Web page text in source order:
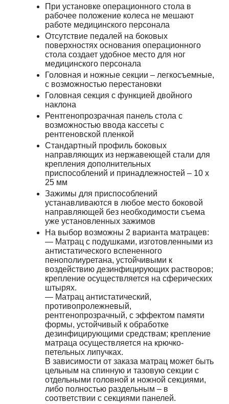
При установке операционного стола в
рабочее положение колеса не мешают
работе медицинского персонала
Отсутствие педалей на боковых
поверхностях основания операционного
стола создает удобное место для ног
медицинского персонала
Головная и ножные секции – легкосъемные,
с возможностью перестановки
Головная секция с функцией двойного
наклона
Рентгенопрозрачная панель стола с
возможностью ввода кассеты с
рентгеновской пленкой
Стандартный профиль боковых
направляющих из нержавеющей стали для
крепления дополнительных
приспособлений и принадлежностей – 10 х
25 мм
Зажимы для приспособлений
устанавливаются в любое место боковой
направляющей без необходимости съема
уже установленных зажимов
На выбор возможны 2 варианта матрацев:
— Матрац с подушками, изготовленными из
антистатического вспененного
пенополиуретана, устойчивыми к
воздействию дезинфицирующих растворов;
крепление осуществляется на сферических
штырях.
— Матрац антистатический,
противопролежневый,
рентгенопрозрачный, с эффектом памяти
формы, устойчивый к обработке
дезинфицирующими средствам; крепление
матраца осуществляется на крючко-
петельных липучках.
В зависимости от заказа матрац может быть
цельным на спинную и тазовую секции с
отдельными головной и ножной секциями,
либо полностью раздельным – в
соответствии с секциями панелей.